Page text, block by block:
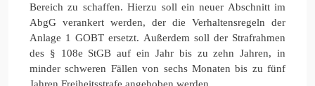
Bereich zu schaffen. Hierzu soll ein neuer Abschnitt im
AbgG verankert werden, der die Verhaltensregeln der
Anlage 1 GOBT ersetzt. Außerdem soll der Strafrahmen
des § 108e StGB auf ein Jahr bis zu zehn Jahren, in
minder schweren Fällen von sechs Monaten bis zu fünf
Jahren Freiheitsstrafe angehoben werden.